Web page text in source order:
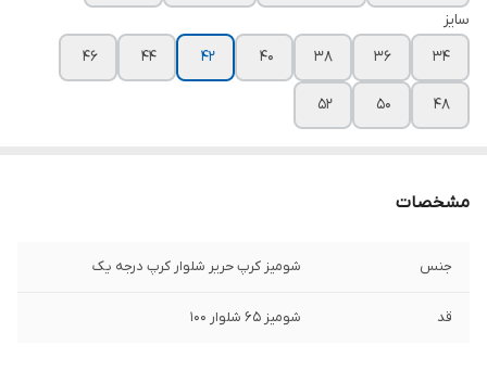
سایز
۳۴
۳۶ ۳۸ ۴۰ ۴۲ ۴۴ ۴۶
۴۸ ۵۰ ۵۲
مشخصات
جنس شومیز کرپ حریر شلوار کرپ درجه یک
قد شومیز ۶۵ شلوار ۱۰۰